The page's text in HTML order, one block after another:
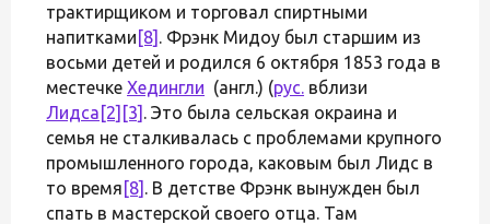
трактирщиком и торговал спиртными
напитками [8] . Фрэнк Мидоу был старшим из
восьми детей и родился 6 октября 1853 года в
местечке Хедингли (англ.) (рус. вблизи
Лидса [2] [3] . Это была сельская окраина и
семья не сталкивалась с проблемами крупного
промышленного города, каковым был Лидс в
то время [8] . В детстве Фрэнк вынужден был
спать в мастерской своего отца. Там